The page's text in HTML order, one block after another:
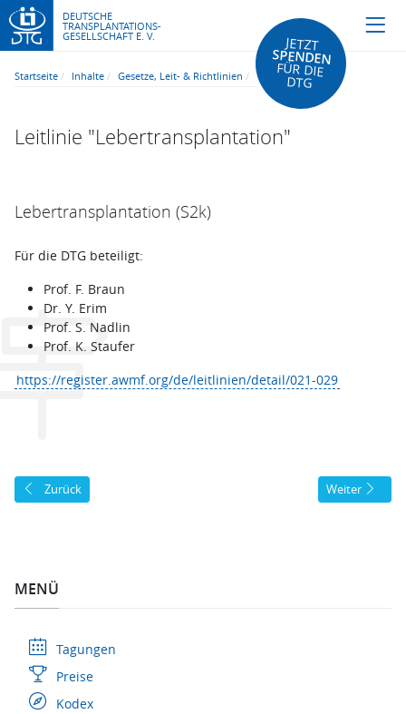
DEUTSCHE
TRANSPLANTATIONS-
GESELLSCHAFT E. V. JETZT
SPENDEN
FÜR DIE
DTG
Startseite Inhalte Gesetze, Leit- & Richtlinien
Leitlinie "Lebertransplantation"
Lebertransplantation (S2k)
Für die DTG beteiligt:
Prof. F. Braun
Dr. Y. Erim
Prof. S. Nadlin
Prof. K. Staufer
https://register.awmf.org/de/leitlinien/detail/021-029
Vorheriger Beitrag: Leitlinie "Medikamentenmonitoring"
Zurück Nächster
Weiter
MENÜ
Tagungen
Preise
Kodex